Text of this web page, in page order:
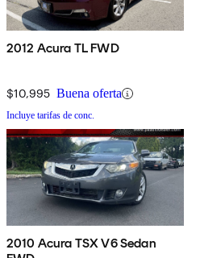
2012 Acura TL FWD
$10,995 Buena oferta
Incluye tarifas de conc.
2010 Acura TSX V6 Sedan